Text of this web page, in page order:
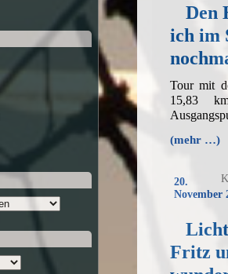
Den
ich im
Tour mit
15,83
(mehr …)
20.
November
Fritz